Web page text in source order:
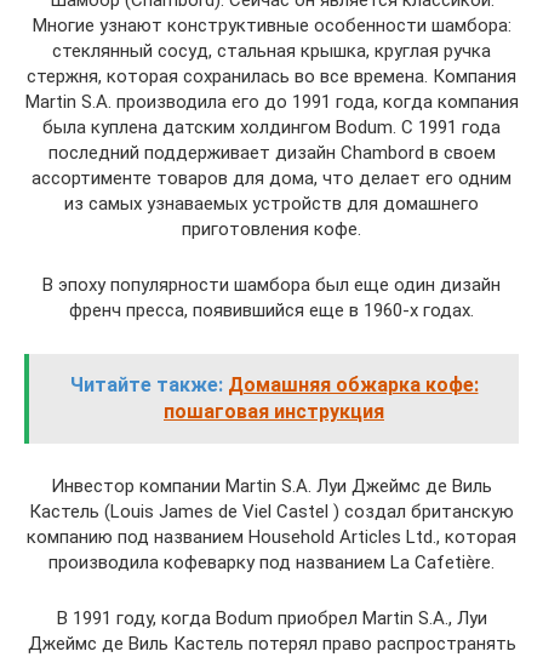
Многие узнают конструктивные особенности шамбора:
стеклянный сосуд, стальная крышка, круглая ручка
стержня, которая сохранилась во все времена. Компания
Martin S.A. производила его до 1991 года, когда компания
была куплена датским холдингом Bodum. С 1991 года
последний поддерживает дизайн Chambord в своем
ассортименте товаров для дома, что делает его одним
из самых узнаваемых устройств для домашнего
приготовления кофе.
В эпоху популярности шамбора был еще один дизайн
френч пресса, появившийся еще в 1960-х годах.
Читайте также: Домашняя обжарка кофе:
пошаговая инструкция
Инвестор компании Martin S.A. Луи Джеймс де Виль
Кастель (Louis James de Viel Castel ) создал британскую
компанию под названием Household Articles Ltd., которая
производила кофеварку под названием La Cafetière.
В 1991 году, когда Bodum приобрел Martin S.A., Луи
Джеймс де Виль Кастель потерял право распространять